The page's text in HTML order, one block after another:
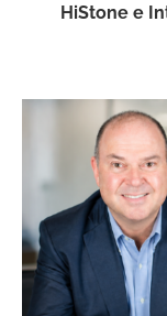
HiStone e